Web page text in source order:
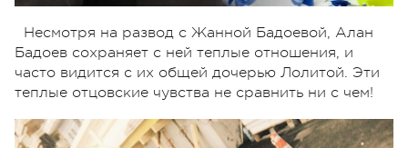
Несмотря на развод с Жанной Бадоевой, Алан
Бадоев сохраняет с ней теплые отношения, и
часто видится с их общей дочерью Лолитой. Эти
теплые отцовские чувства не сравнить ни с чем!